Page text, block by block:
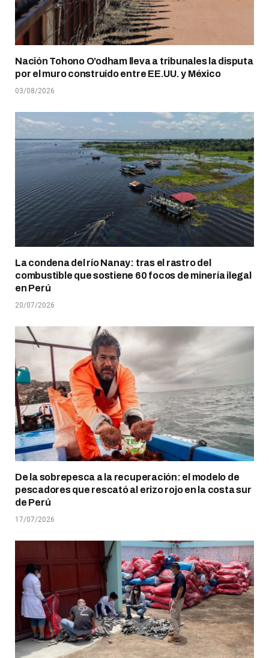
Nación Tohono O’odham lleva a tribunales la disputa
por el muro construído entre EE.UU. y México
03/08/2026
La condena del río Nanay: tras el rastro del
combustible que sostiene 60 focos de minería ilegal
en Perú
20/07/2026
De la sobrepesca a la recuperación: el modelo de
pescadores que rescató al erizo rojo en la costa sur
de Perú
17/07/2026